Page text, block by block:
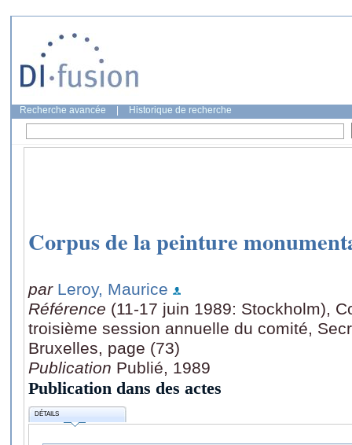
Recherche avancée Historique de recherche
Corpus de la peinture
par Leroy, Maurice
Référence (11-17 juin 1989: Stockholm),
troisième session annuelle du comité,
Bruxelles, page (73)
Publication Publié, 1989
Publication dans des actes
DÉTAILS